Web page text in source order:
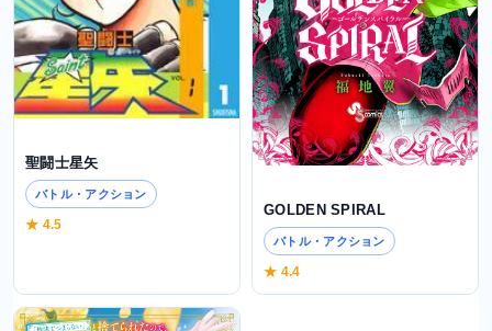
聖闘士星矢
バトル・アクション
★ 4.5
GOLDEN SPIRAL
バトル・アクション
★ 4.4